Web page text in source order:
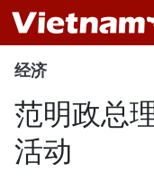
经济
范明政总
活动